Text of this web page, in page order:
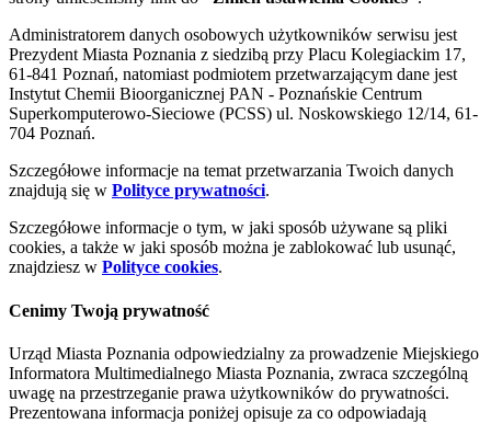
Administratorem danych osobowych użytkowników serwisu jest
Prezydent Miasta Poznania z siedzibą przy Placu Kolegiackim 17,
61-841 Poznań, natomiast podmiotem przetwarzającym dane jest
Instytut Chemii Bioorganicznej PAN - Poznańskie Centrum
Superkomputerowo-Sieciowe (PCSS) ul. Noskowskiego 12/14, 61-
704 Poznań.
Szczegółowe informacje na temat przetwarzania Twoich danych
znajdują się w Polityce prywatności.
Szczegółowe informacje o tym, w jaki sposób używane są pliki
cookies, a także w jaki sposób można je zablokować lub usunąć,
znajdziesz w Polityce cookies.
Cenimy Twoją prywatność
Urząd Miasta Poznania odpowiedzialny za prowadzenie Miejskiego
Informatora Multimedialnego Miasta Poznania, zwraca szczególną
uwagę na przestrzeganie prawa użytkowników do prywatności.
Prezentowana informacja poniżej opisuje za co odpowiadają